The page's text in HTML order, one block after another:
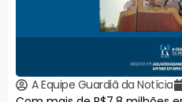
A Equipe Guardiã da Notícia